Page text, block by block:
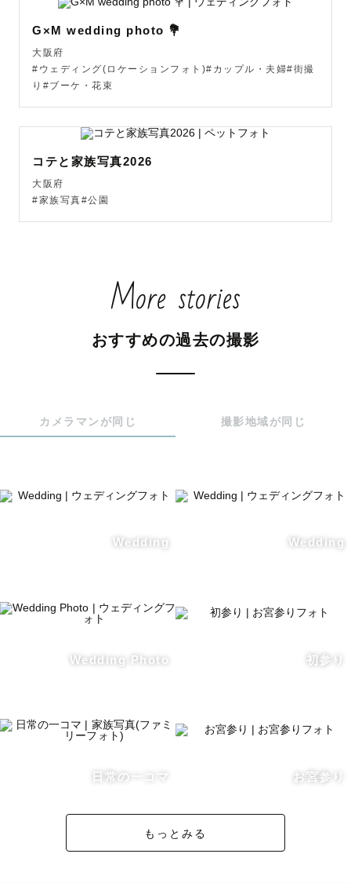
に臨んでいます😊
撮影前にはご希望のポージングや雰囲気、条件、お時間な
どをヒアリングさせていただいております🙌
とお手本の写真をお送りいただいても構いませんし、
軽にご相談ください📱
（一部エリアでは、交通費をいただく場合がございます
🙇‍♂️）
基本的に、撮影は土日祝で承っていますが日程によっては
平日も対応可能です🙆‍♂️
カメラマンの予定カレンダーに△や×がついていても、ご相
G×M wedding photo 💐
大阪府
#ウェディング(ロケーションフォト)#カップル・夫婦#街撮
り#ブーケ・花束
コテと家族写真2026
大阪府
#家族写真#公園
More stories
おすすめの過去の撮影
カメラマンが同じ 撮影地域が同じ
Wedding Wedding
Wedding Photo 初参り
日常の一コマ お宮参り
もっとみる